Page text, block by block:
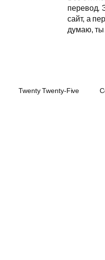
перевод.
сайт, а
думаю,
Twenty Twenty-Five